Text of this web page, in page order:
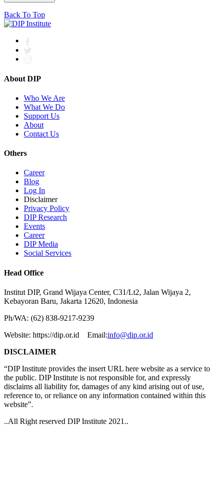
Back To Top
About DIP
Who We Are
What We Do
Support Us
About
Contact Us
Others
Career
Blog
Log In
Disclaimer
Privacy Policy
DIP Research
Events
Career
DIP Media
Social Services
Head Office
Institut DIP, Grand Wijaya Center, C31/Lt2, Jalan Wijaya 2,
Kebayoran Baru, Jakarta 12620, Indonesia
Ph/WA: (62) 838-9217-9239
Website: https://dip.or.id Email:info@dip.or.id
DISCLAIMER
“DIP Institute provides the insert URL here website as a service to
the public. DIP Institute is not responsible for, and expressly
disclaims all liability for, damages of any kind arising out of use,
reference to, or reliance on any information contained within this
website”.
..All Right reserved DIP Institute 2021..